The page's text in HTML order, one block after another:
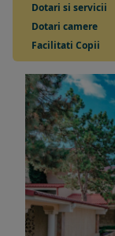
Dotari si servicii
Dotari camere
Facilitati Copii